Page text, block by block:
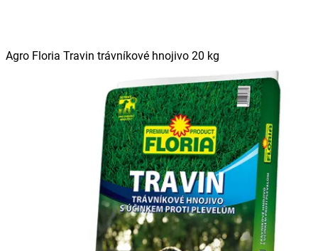
Agro Floria Travin trávníkové hnojivo 20 kg